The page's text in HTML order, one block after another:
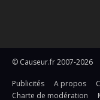
© Causeur.fr 2007-2026
Publicités A propos
Charte de modération